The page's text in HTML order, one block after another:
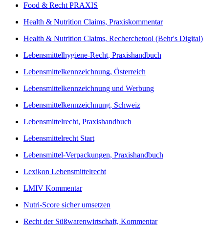
Food & Recht PRAXIS
Health & Nutrition Claims, Praxiskommentar
Health & Nutrition Claims, Recherchetool (Behr's Digital)
Lebensmittelhygiene-Recht, Praxishandbuch
Lebensmittelkennzeichnung, Österreich
Lebensmittelkennzeichnung und Werbung
Lebensmittelkennzeichnung, Schweiz
Lebensmittelrecht, Praxishandbuch
Lebensmittelrecht Start
Lebensmittel-Verpackungen, Praxishandbuch
Lexikon Lebensmittelrecht
LMIV Kommentar
Nutri-Score sicher umsetzen
Recht der Süßwarenwirtschaft, Kommentar